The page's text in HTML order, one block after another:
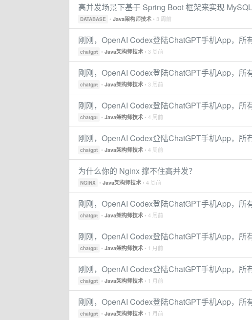
高并发场景下基于 Spring Boot 框架来实现
DATABASE • Java架构师技术 • 3 周前
刚刚，OpenAI Codex登陆ChatGPT手机App，所
chatgpt • Java架构师技术 • 3 周前
刚刚，OpenAI Codex登陆ChatGPT手机App，所
chatgpt • Java架构师技术 • 3 周前
刚刚，OpenAI Codex登陆ChatGPT手机App，所
chatgpt • Java架构师技术 • 4 周前
刚刚，OpenAI Codex登陆ChatGPT手机App，所
chatgpt • Java架构师技术 • 4 周前
为什么你的 Nginx 撑不住高并发？
NGINX • Java架构师技术 • 4 周前
刚刚，OpenAI Codex登陆ChatGPT手机App，所
chatgpt • Java架构师技术 • 4 周前
刚刚，OpenAI Codex登陆ChatGPT手机App，所
chatgpt • Java架构师技术 • 1 月前
刚刚，OpenAI Codex登陆ChatGPT手机App，所
chatgpt • Java架构师技术 • 1 月前
刚刚，OpenAI Codex登陆ChatGPT手机App，所
chatgpt • Java架构师技术 • 1 月前